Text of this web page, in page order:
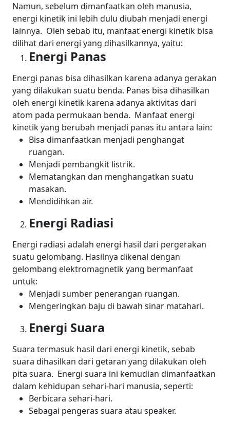
Namun, sebelum dimanfaatkan oleh manusia,
energi kinetik ini lebih dulu diubah menjadi energi
lainnya. Oleh sebab itu, manfaat energi kinetik bisa
dilihat dari energi yang dihasilkannya, yaitu:
Energi Panas
Energi panas bisa dihasilkan karena adanya gerakan
yang dilakukan suatu benda. Panas bisa dihasilkan
oleh energi kinetik karena adanya aktivitas dari
atom pada permukaan benda. Manfaat energi
kinetik yang berubah menjadi panas itu antara lain:
Bisa dimanfaatkan menjadi penghangat
ruangan.
Menjadi pembangkit listrik.
Mematangkan dan menghangatkan suatu
masakan.
Mendidihkan air.
Energi Radiasi
Energi radiasi adalah energi hasil dari pergerakan
suatu gelombang. Hasilnya dikenal dengan
gelombang elektromagnetik yang bermanfaat
untuk:
Menjadi sumber penerangan ruangan.
Mengeringkan baju di bawah sinar matahari.
Energi Suara
Suara termasuk hasil dari energi kinetik, sebab
suara dihasilkan dari getaran yang dilakukan oleh
pita suara. Energi suara ini kemudian dimanfaatkan
dalam kehidupan sehari-hari manusia, seperti:
Berbicara sehari-hari.
Sebagai pengeras suara atau speaker.